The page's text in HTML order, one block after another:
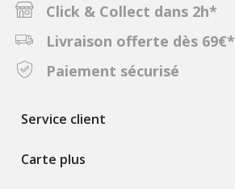
Click & Collect dans 2h*
Livraison offerte dès 69€*
Paiement sécurisé
Service client
Carte plus